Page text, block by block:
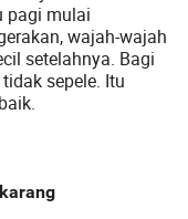
pagi mulai
wajah-wajah
setelahnya. Bagi
sepele. Itu